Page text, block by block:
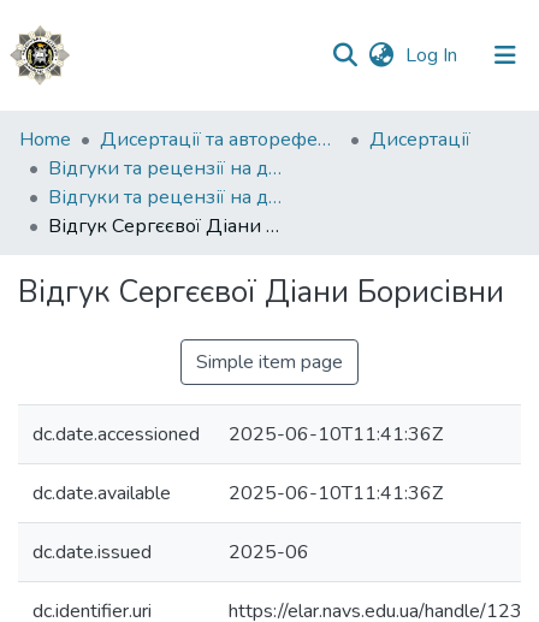
Log In (current)
Communities
&
Collections
All of DSpace
Statistics
Home Дисертації та автореферати
Дисертації
Відгуки та рецензії на дисертації
Відгуки та рецензії на дисертацію Яковчука Івана Володимировича
Відгук Сергєєвої Діани Борисівни
Відгук Сергєєвої Діани Борисівни
Simple item page
dc.date.accessioned 2025-06-10T11:41:36Z
dc.date.available 2025-06-10T11:41:36Z
dc.date.issued 2025-06
dc.identifier.uri https://elar.navs.edu.ua/handle/